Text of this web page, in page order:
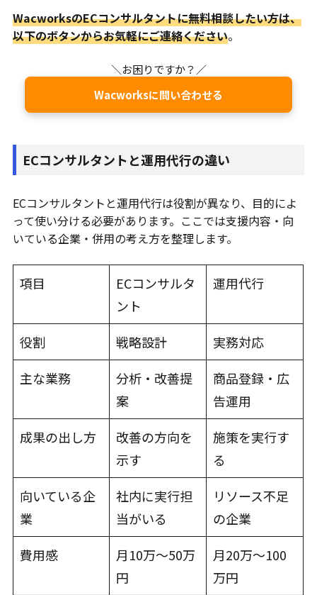
WacworksのECコンサルタントに無料相談したい方は、
以下のボタンからお気軽にご連絡ください。
＼お困りですか？／
Wacworksに問い合わせる
ECコンサルタントと運用代行の違い
ECコンサルタントと運用代行は役割が異なり、目的によ
って使い分ける必要があります。ここでは支援内容・向
いている企業・併用の考え方を整理します。
項目
ECコンサルタ
ント
運用代行
役割 戦略設計
実務対応
主な業務
分析・改善提
案
商品登録・広
告運用
成果の出し方
改善の方向を
示す
施策を実行す
る
向いている企
業
社内に実行担
当がいる
リソース不足
の企業
費用感
月10万〜50万
円
月20万〜100
万円